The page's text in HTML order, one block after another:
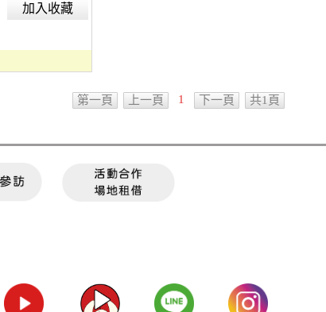
加入收藏
第一頁 上一頁 1 下一頁 共1頁